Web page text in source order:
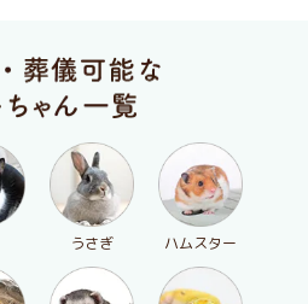
うさぎ ハムスター